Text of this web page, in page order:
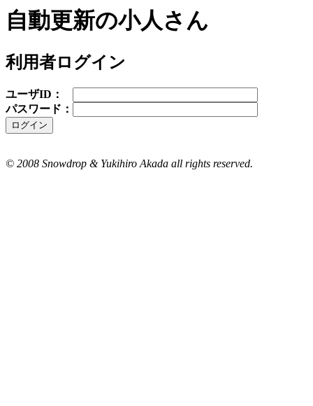
自動更新の小人さん
利用者ログイン
ユーザID：
パスワード：
© 2008 Snowdrop & Yukihiro Akada all rights reserved.